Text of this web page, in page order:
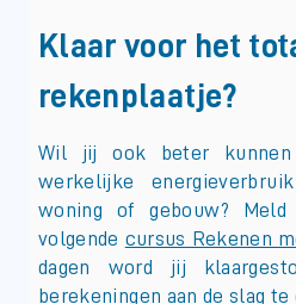
Klaar voor het
rekenplaatje?
Wil jij ook beter
werkelijke
woning of gebouw?
volgende cursus Rekenen
dagen word jij
berekeningen aan de slag te